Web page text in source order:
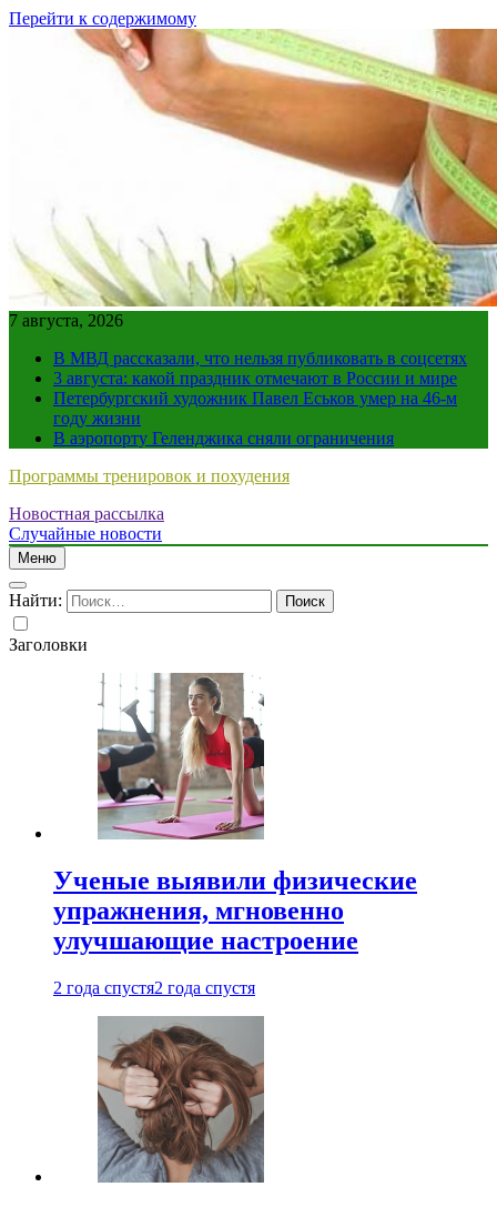
Перейти к содержимому
7 августа, 2026
В МВД рассказали, что нельзя публиковать в соцсетях
3 августа: какой праздник отмечают в России и мире
Петербургский художник Павел Еськов умер на 46-м
году жизни
В аэропорту Геленджика сняли ограничения
Программы тренировок и похудения
Новостная рассылка
Случайные новости
Меню
Найти:
Заголовки
Ученые выявили физические
упражнения, мгновенно
улучшающие настроение
2 года спустя2 года спустя